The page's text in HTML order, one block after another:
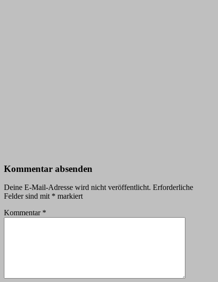
Kommentar absenden
Deine E-Mail-Adresse wird nicht veröffentlicht. Erforderliche
Felder sind mit * markiert
Kommentar *